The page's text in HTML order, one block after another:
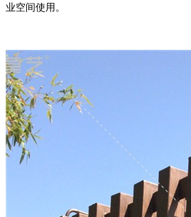
业空间使用。